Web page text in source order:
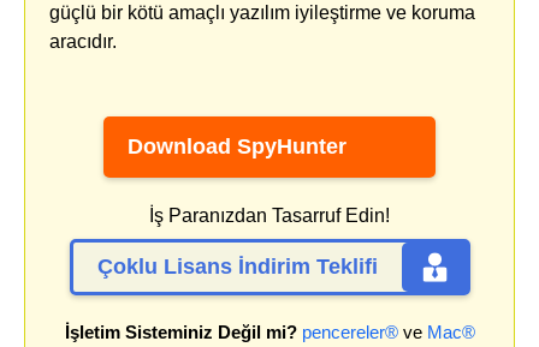
güçlü bir kötü amaçlı yazılım iyileştirme ve koruma
aracıdır.
Download SpyHunter
İş Paranızdan Tasarruf Edin!
Çoklu Lisans İndirim Teklifi
İşletim Sisteminiz Değil mi? pencereler®ve Mac®